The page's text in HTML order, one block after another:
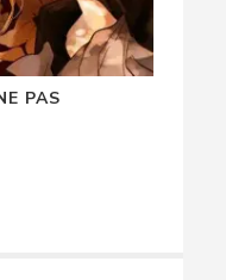
PAS